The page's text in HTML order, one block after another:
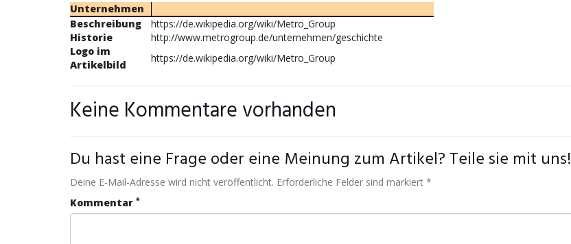
Unternehmen
Beschreibung
https://de.wikipedia.org/wiki/Metro_Group
Historie
http://www.metrogroup.de/unternehmen/geschichte
Logo im
Artikelbild
https://de.wikipedia.org/wiki/Metro_Group
Keine Kommentare vorhanden
Du hast eine Frage oder eine Meinung zum Artikel? Teile sie mit uns!
Deine E-Mail-Adresse wird nicht veröffentlicht. Erforderliche Felder sind markiert *
Kommentar *